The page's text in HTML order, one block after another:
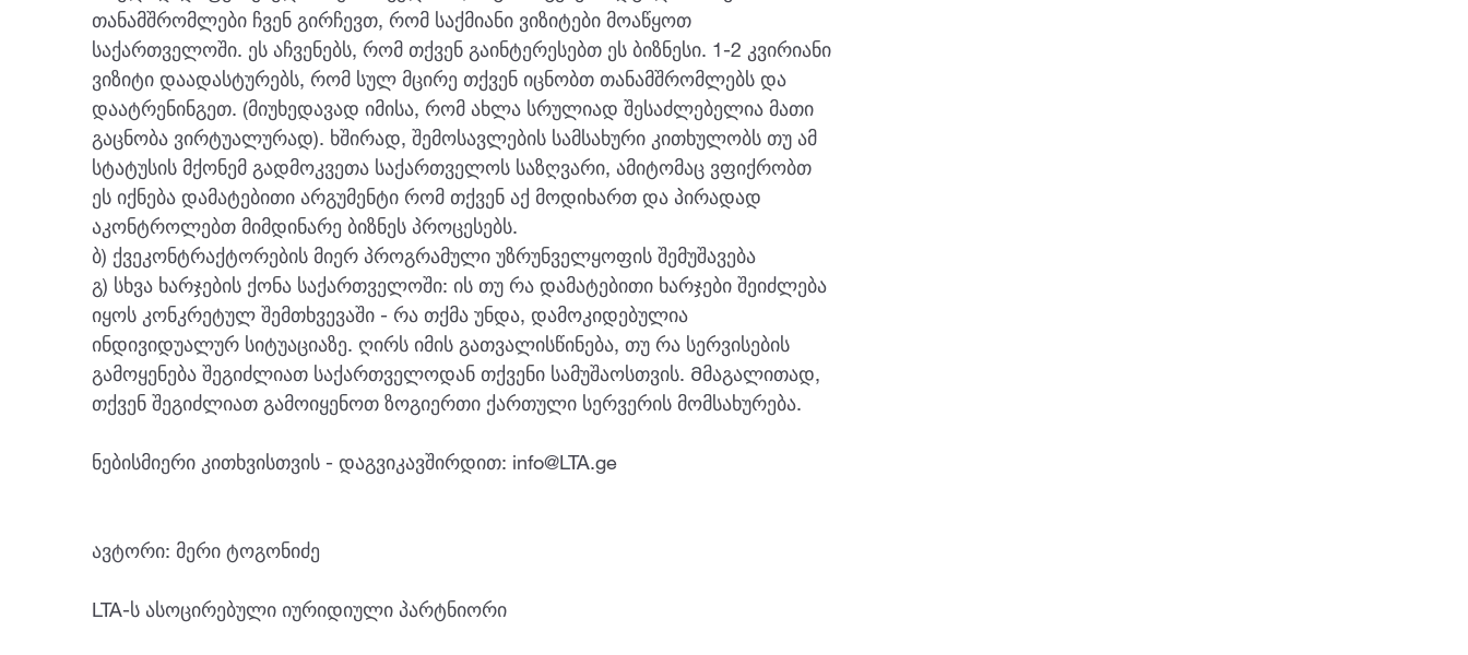
თანამშრომლები ჩვენ გირჩევთ, რომ საქმიანი ვიზიტები მოაწყოთ
საქართველოში. ეს აჩვენებს, რომ თქვენ გაინტერესებთ ეს ბიზნესი. 1-2 კვირიანი
ვიზიტი დაადასტურებს, რომ სულ მცირე თქვენ იცნობთ თანამშრომლებს და
დაატრენინგეთ. (მიუხედავად იმისა, რომ ახლა სრულიად შესაძლებელია მათი
გაცნობა ვირტუალურად). ხშირად, შემოსავლების სამსახური კითხულობს თუ ამ
სტატუსის მქონემ გადმოკვეთა საქართველოს საზღვარი, ამიტომაც ვფიქრობთ
ეს იქნება დამატებითი არგუმენტი რომ თქვენ აქ მოდიხართ და პირადად
აკონტროლებთ მიმდინარე ბიზნეს პროცესებს.
ბ) ქვეკონტრაქტორების მიერ პროგრამული უზრუნველყოფის შემუშავება
გ) სხვა ხარჯების ქონა საქართველოში: ის თუ რა დამატებითი ხარჯები შეიძლება
იყოს კონკრეტულ შემთხვევაში - რა თქმა უნდა, დამოკიდებულია
ინდივიდუალურ სიტუაციაზე. ღირს იმის გათვალისწინება, თუ რა სერვისების
გამოყენება შეგიძლიათ საქართველოდან თქვენი სამუშაოსთვის. Მმაგალითად,
თქვენ შეგიძლიათ გამოიყენოთ ზოგიერთი ქართული სერვერის მომსახურება.
ნებისმიერი კითხვისთვის - დაგვიკავშირდით: info@LTA.ge
ავტორი: მერი ტოგონიძე
LTA-ს ასოცირებული იურიდიული პარტნიორი